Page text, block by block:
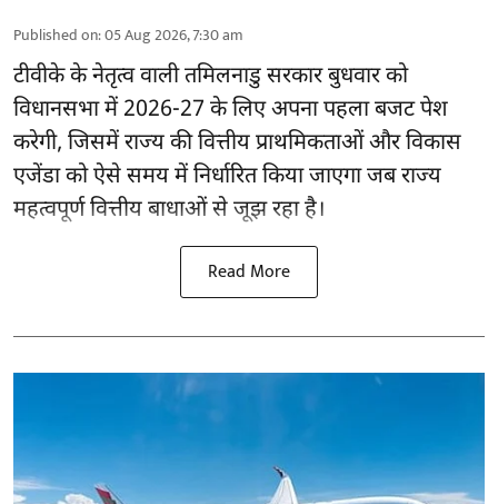
Published on:05 Aug 2026, 7:30 am
टीवीके के नेतृत्व वालीतमिलनाडु सरकारबुधवार को
विधानसभा में 2026-27 के लिए अपना पहला बजट पेश
करेगी, जिसमें राज्य की वित्तीय प्राथमिकताओं और विकास
एजेंडा को ऐसे समय में निर्धारित किया जाएगा जब राज्य
महत्वपूर्ण वित्तीय बाधाओं से जूझ रहा है।
Read More